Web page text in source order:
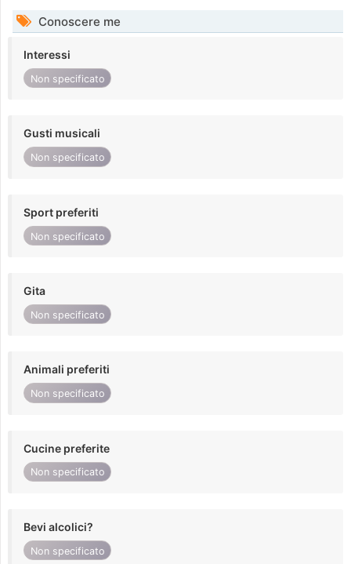
Conoscere me
Interessi
Non specificato
Gusti musicali
Non specificato
Sport preferiti
Non specificato
Gita
Non specificato
Animali preferiti
Non specificato
Cucine preferite
Non specificato
Bevi alcolici?
Non specificato